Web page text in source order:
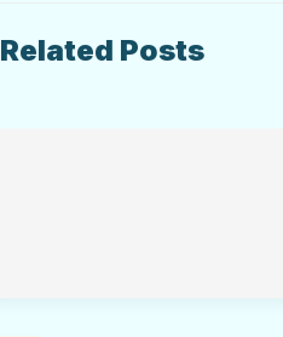
Related Posts